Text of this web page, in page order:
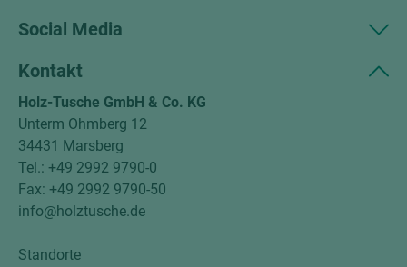
Social Media
Kontakt
Holz-Tusche GmbH & Co. KG
Unterm Ohmberg 12
34431 Marsberg
Tel.: +49 2992 9790-0
Fax: +49 2992 9790-50
info@holztusche.de
Standorte